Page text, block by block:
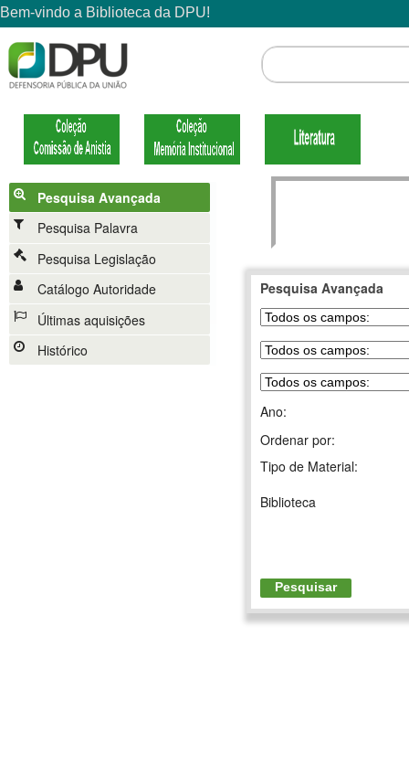
Pesquisa Avançada
Pesquisa Palavra
Pesquisa Legislação
Catálogo Autoridade
Últimas aquisições
Histórico
Pesquisa Avançada
Ano:
Ordenar por:
Tipo de Material:
Biblioteca
Pesquisar